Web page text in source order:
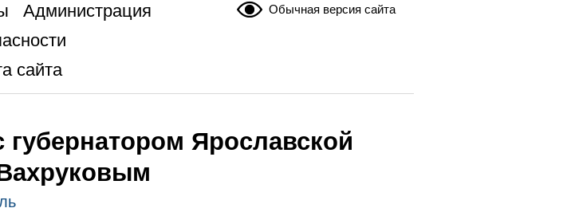
Обычная версия сайта
Администрация
сайта
губернатором Ярославской